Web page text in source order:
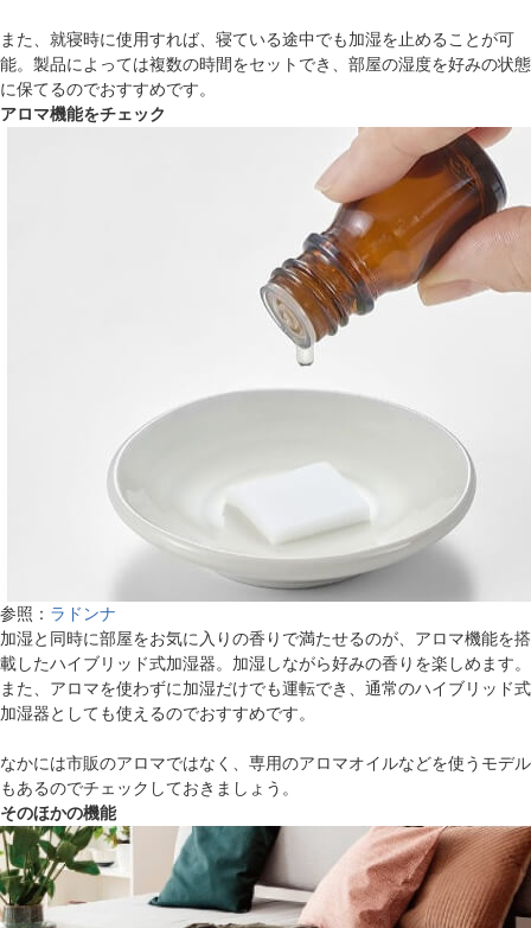
また、就寝時に使用すれば、寝ている途中でも加湿を止めることが可
能。製品によっては複数の時間をセットでき、部屋の湿度を好みの状態
に保てるのでおすすめです。
アロマ機能をチェック
参照： ラドンナ
加湿と同時に部屋をお気に入りの香りで満たせるのが、アロマ機能を搭
載したハイブリッド式加湿器。加湿しながら好みの香りを楽しめます。
また、アロマを使わずに加湿だけでも運転でき、通常のハイブリッド式
加湿器としても使えるのでおすすめです。
なかには市販のアロマではなく、専用のアロマオイルなどを使うモデル
もあるのでチェックしておきましょう。
そのほかの機能